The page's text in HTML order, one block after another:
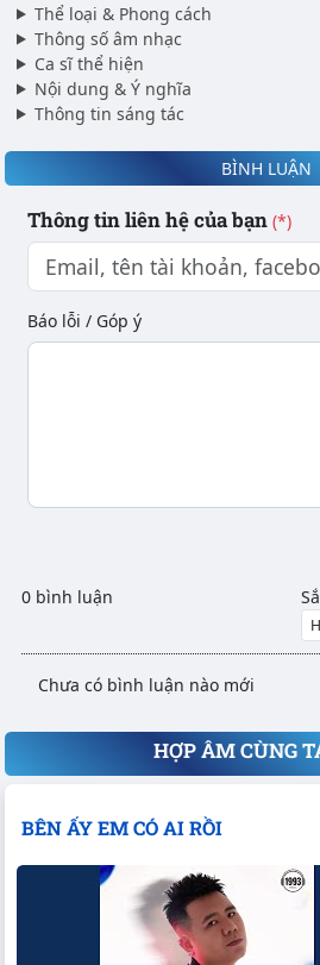
Thể loại & Phong cách
Thông số âm nhạc
Ca sĩ thể hiện
Nội dung & Ý nghĩa
Thông tin sáng tác
BÌNH LUẬN
Thông tin liên hệ của bạn (*)
Báo lỗi / Góp ý
0 bình luận
Chưa có bình luận nào mới
HỢP ÂM CÙNG
BÊN ẤY EM CÓ AI RỒI